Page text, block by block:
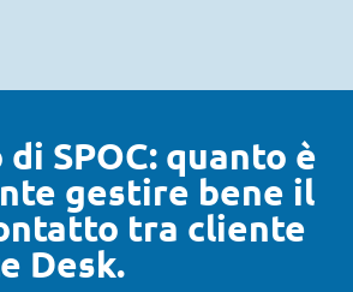
di SPOC: quanto è
gestire bene il
tra cliente
Desk.